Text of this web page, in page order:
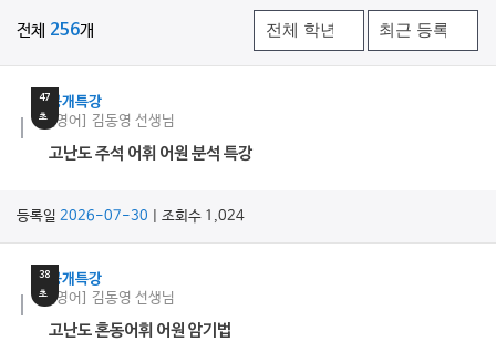
전체 256개
47
초
공개특강
[영어] 김동영 선생님
고난도 주석 어휘 어원 분석 특강
등록일 2026-07-30 | 조회수 1,024
38
초
공개특강
[영어] 김동영 선생님
고난도 혼동어휘 어원 암기법